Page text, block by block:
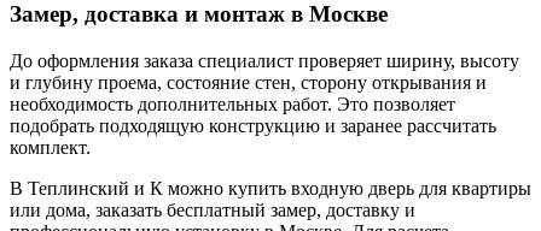
Замер, доставка и монтаж в Москве
До оформления заказа специалист проверяет ширину, высоту
и глубину проема, состояние стен, сторону открывания и
необходимость дополнительных работ. Это позволяет
подобрать подходящую конструкцию и заранее рассчитать
комплект.
В Теплинский и К можно купить входную дверь для квартиры
или дома, заказать бесплатный замер, доставку и